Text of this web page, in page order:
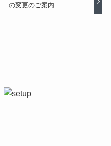
の変更のご案内